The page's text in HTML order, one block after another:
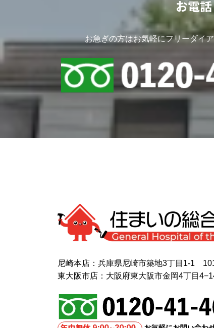
お電話
お急ぎの方はお気軽にフリーダイ
尼崎本店：兵庫県尼崎市築地3丁目1-1
東大阪市店：大阪府東大阪市金岡4丁目